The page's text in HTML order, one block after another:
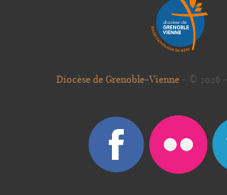
Diocèse de Grenoble-Vienne - © 2026 -